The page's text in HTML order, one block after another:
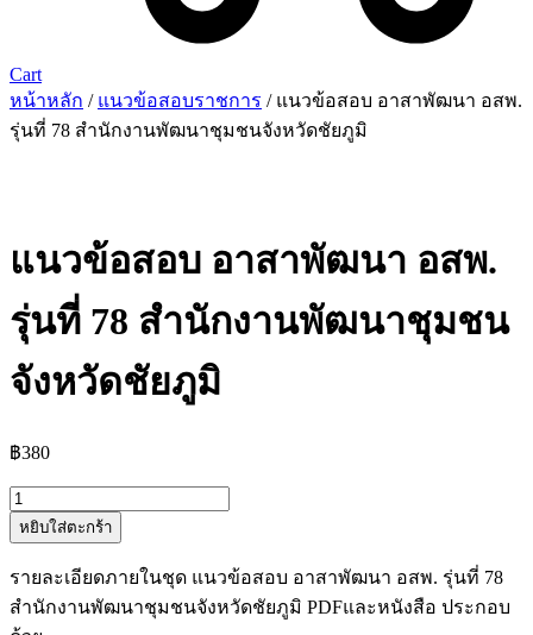
Cart
หน้าหลัก / แนวข้อสอบราชการ / แนวข้อสอบ อาสาพัฒนา อสพ.
รุ่นที่ 78 สำนักงานพัฒนาชุมชนจังหวัดชัยภูมิ
แนวข้อสอบ อาสาพัฒนา อสพ.
รุ่นที่ 78 สำนักงานพัฒนาชุมชน
จังหวัดชัยภูมิ
฿380
จำนวน
แนว
อาสา
พัฒนา
หยิบใส่ตะกร้า
รายละเอียดภายในชุด แนวข้อสอบ อาสาพัฒนา อสพ. รุ่นที่ 78
สำนักงานพัฒนาชุมชนจังหวัดชัยภูมิ PDFและหนังสือ ประกอบ